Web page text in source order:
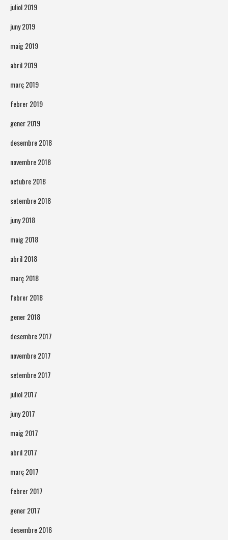
juliol 2019
juny 2019
maig 2019
abril 2019
març 2019
febrer 2019
gener 2019
desembre 2018
novembre 2018
octubre 2018
setembre 2018
juny 2018
maig 2018
abril 2018
març 2018
febrer 2018
gener 2018
desembre 2017
novembre 2017
setembre 2017
juliol 2017
juny 2017
maig 2017
abril 2017
març 2017
febrer 2017
gener 2017
desembre 2016